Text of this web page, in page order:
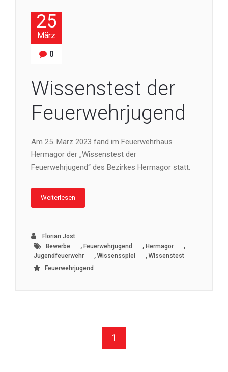
25
März
0
Wissenstest der
Feuerwehrjugend
Am 25. März 2023 fand im Feuerwehrhaus
Hermagor der „Wissenstest der
Feuerwehrjugend“ des Bezirkes Hermagor statt.
Weiterlesen
Florian Jost
Bewerbe
, Feuerwehrjugend , Hermagor ,
Jugendfeuerwehr , Wissensspiel , Wissenstest
Feuerwehrjugend
1